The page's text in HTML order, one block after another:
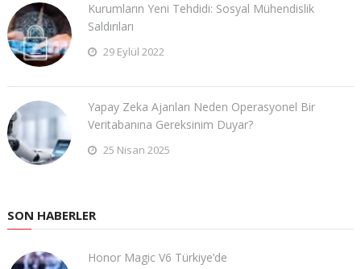
Kurumların Yeni Tehdidi: Sosyal Mühendislik
Saldırıları
29 Eylül 2022
Yapay Zeka Ajanları Neden Operasyonel Bir
Veritabanına Gereksinim Duyar?
25 Nisan 2025
SON HABERLER
Honor Magic V6 Türkiye’de